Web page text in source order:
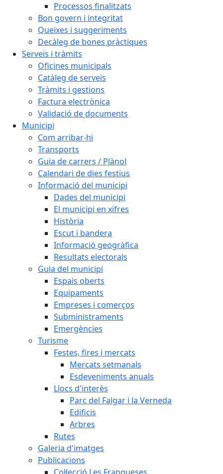
Processos finalitzats
Bon govern i integritat
Queixes i suggeriments
Decàleg de bones pràctiques
Serveis i tràmits
Oficines municipals
Catàleg de serveis
Tràmits i gestions
Factura electrònica
Validació de documents
Municipi
Com arribar-hi
Transports
Guia de carrers / Plànol
Calendari de dies festius
Informació del municipi
Dades del municipi
El municipi en xifres
Història
Escut i bandera
Informació geogràfica
Resultats electorals
Guia del municipi
Espais oberts
Equipaments
Empreses i comerços
Subministraments
Emergències
Turisme
Festes, fires i mercats
Mercats setmanals
Esdeveniments anuals
Llocs d'interès
Parc del Falgar i la Verneda
Edificis
Arbres
Rutes
Galeria d'imatges
Publicacions